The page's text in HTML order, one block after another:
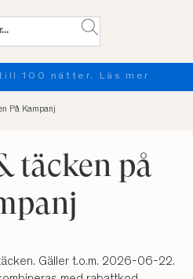
100 nätter. Läs mer
På Kampanj
täcken på
Gäller t.o.m. 2026-06-22.